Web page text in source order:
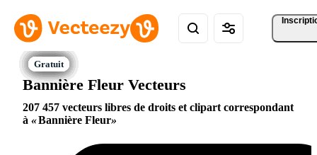
Bannière Fleur Vecteurs
207 457 vecteurs libres de droits et clipart correspondant
à
Bannière Fleur